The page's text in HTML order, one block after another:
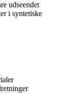
udseendet
i syntetiske